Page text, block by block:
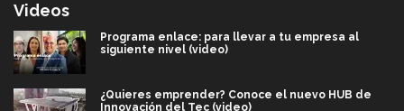
Videos
Programa enlace: para llevar a tu empresa al
siguiente nivel (video)
¿Quieres emprender? Conoce el nuevo HUB de
Innovación del Tec (video)